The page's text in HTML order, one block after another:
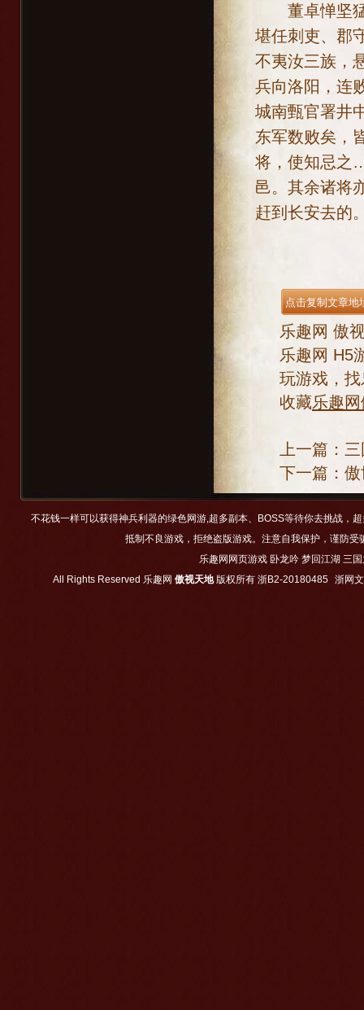
董卓惮坚猛
堪任刺吏、郡
不夷汝三族，
兵向洛阳，连
城南甄官署井
东军数败矣，
将，使知忌之
邑。其余诸将
赶到长安去的
乐趣网 傲
乐趣网 H5
玩游戏，
收藏乐趣
上一篇：
下一篇：
不花钱一样可以获得神兵利器的绿色网游,超多副本、BOSS等待你去挑战，
抵制不良游戏，拒绝盗版游戏。注意自我保护，谨防
乐趣网网页游戏 卧龙吟 梦回江湖 三
All Rights Reserved 乐趣网 傲视天地版权所有 浙B2-20180485 浙网